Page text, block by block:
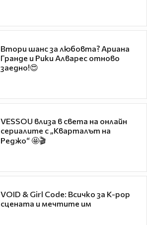
Втори шанс за любовта? Ариана
Гранде и Рики Алварес отново
заедно!😍
VESSOU влиза в света на онлайн
сериалите с „Кварталът на
Реджо“ 🤩🎬
VOID & Girl Code: Всичко за K-pop
сцената и мечтите им